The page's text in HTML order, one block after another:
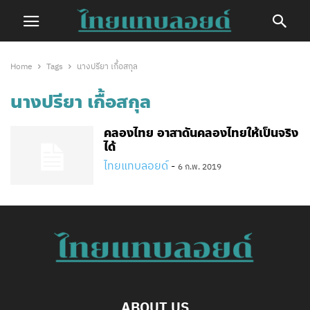
Home Tags นางปรียา เกื้อสกุล
นางปรียา เกื้อสกุล
คลองไทย อาสาดันคลองไทยให้เป็นจริง
ได้
ไทยแทบลอยด์ - 6 ก.พ. 2019